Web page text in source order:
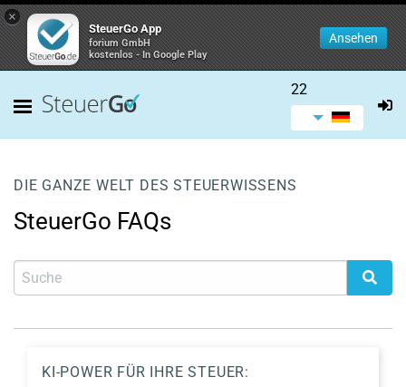
×
SteuerGo App
forium GmbH
kostenlos - In Google Play
Ansehen
22
DIE GANZE WELT DES STEUERWISSENS
SteuerGo FAQs
KI-POWER FÜR IHRE STEUER: